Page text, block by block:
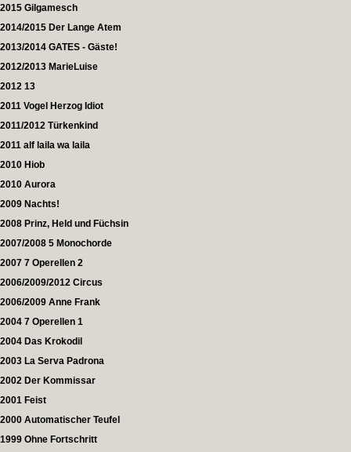
2015 Gilgamesch
2014/2015 Der Lange Atem
2013/2014 GATES - Gäste!
2012/2013 MarieLuise
2012 13
2011 Vogel Herzog Idiot
2011/2012 Türkenkind
2011 alf laila wa laila
2010 Hiob
2010 Aurora
2009 Nachts!
2008 Prinz, Held und Füchsin
2007/2008 5 Monochorde
2007 7 Operellen 2
2006/2009/2012 Circus
2006/2009 Anne Frank
2004 7 Operellen 1
2004 Das Krokodil
2003 La Serva Padrona
2002 Der Kommissar
2001 Feist
2000 Automatischer Teufel
1999 Ohne Fortschritt